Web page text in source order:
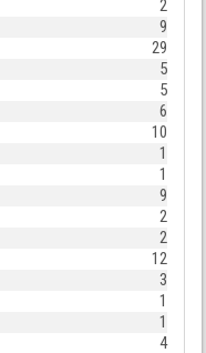
2
9
29
5
5
6
10
1
1
9
2
2
12
3
1
1
4